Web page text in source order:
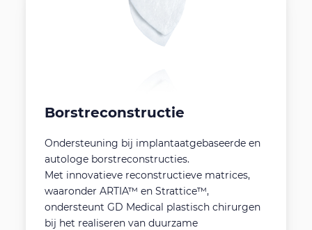
Borstreconstructie
Ondersteuning bij implantaatgebaseerde en
autologe borstreconstructies.
Met innovatieve reconstructieve matrices,
waaronder ARTIA™ en Strattice™,
ondersteunt GD Medical plastisch chirurgen
bij het realiseren van duurzame